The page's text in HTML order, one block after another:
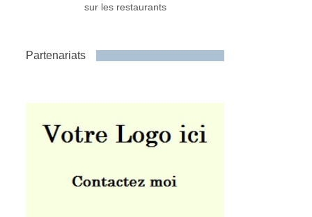
sur les restaurants
Partenariats